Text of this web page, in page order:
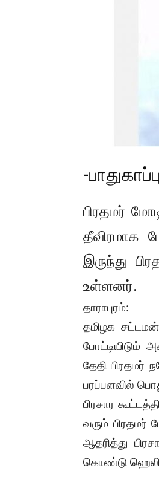
-
பிரதமர்
தீவிரமாக
இருந்து
உள்ளனர்.
தாராபுரம்:
தமிழக
போட்டியிடும்
தேதி பிரதமர்
பரப்பளவில்
பிரசார
வரும் பிரதமர்
ஆதரித்து
கொண்டு